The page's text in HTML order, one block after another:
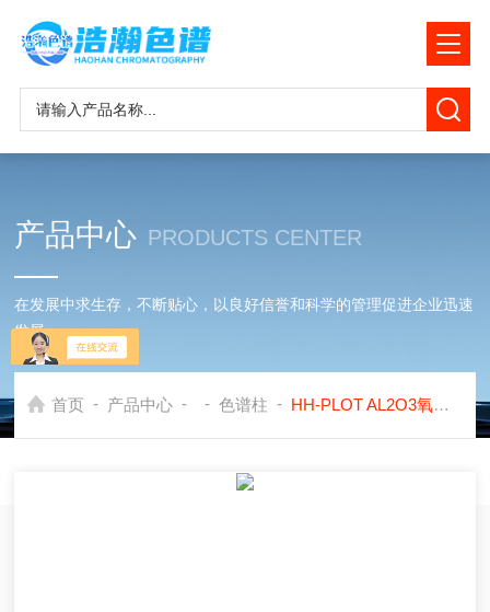
产品中心 PRODUCTS CENTER
在发展中求生存，不断贴心，以良好信誉和科学的管理促进企业迅速
发展
首页 - 产品中心 - - 色谱柱 - HH-PLOT AL2O3氧化铝毛细管色谱柱应用西门子